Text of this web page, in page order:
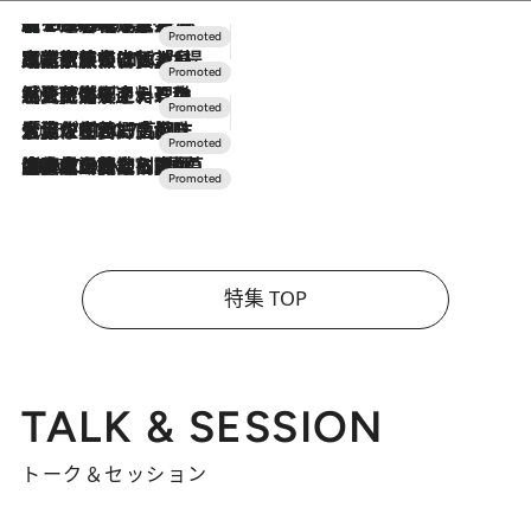
2026.8.7
【トンボの足水浴】ヒノキの香りに包まれて涼感マックス！約13℃の湧水かけ流しを避暑地「星野温泉 トンボの湯」で体験
2026.7.31
【ホテル帰省】という選択肢をOMOが提案。家族とほどよい距離を保つには「昼は実家、夜は気兼ねなくホテルで！」
2026.7.24
【夏限定ディナーコース】旬を迎える稚鮎や花ズッキーニなどをイタリア・トスカーナの郷土料理の手法で満喫！
2026.7.17
「土佐和ハーブかき氷」がOMO7高知に登場！生姜、山椒、大葉など目にも舌にも涼を呼ぶ郷土の味
2026.7.10
NEW OPEN！【界 草津】名湯の地に誕生。趣の異なる2種の温泉と上州ならではの会席・蕎麦割烹など美食を味わう究極の癒やし旅
特集 TOP
TALK & SESSION
トーク＆セッション